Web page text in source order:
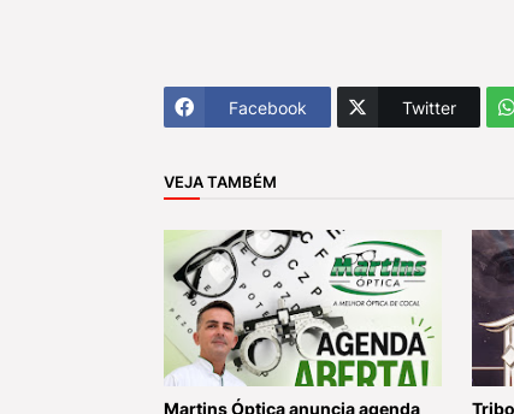
Facebook Twitter
VEJA TAMBÉM
Martins Óptica anuncia agenda